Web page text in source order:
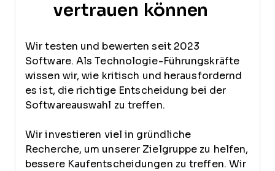
vertrauen können
Wir testen und bewerten seit 2023
Software. Als Technologie-Führungskräfte
wissen wir, wie kritisch und herausfordernd
es ist, die richtige Entscheidung bei der
Softwareauswahl zu treffen.
Wir investieren viel in gründliche
Recherche, um unserer Zielgruppe zu helfen,
bessere Kaufentscheidungen zu treffen. Wir